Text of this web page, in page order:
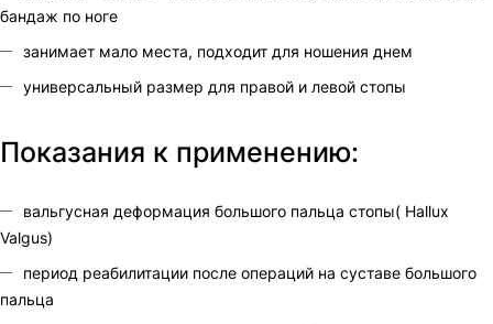
бандаж по ноге
занимает мало места, подходит для ношения днем
универсальный размер для правой и левой стопы
Показания к применению:
вальгусная деформация большого пальца стопы( Hallux
Valgus)
период реабилитации после операций на суставе большого
пальца